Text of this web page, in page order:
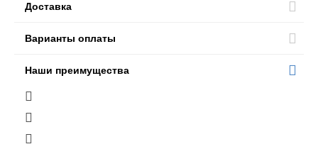
Доставка
Варианты оплаты
Наши преимущества